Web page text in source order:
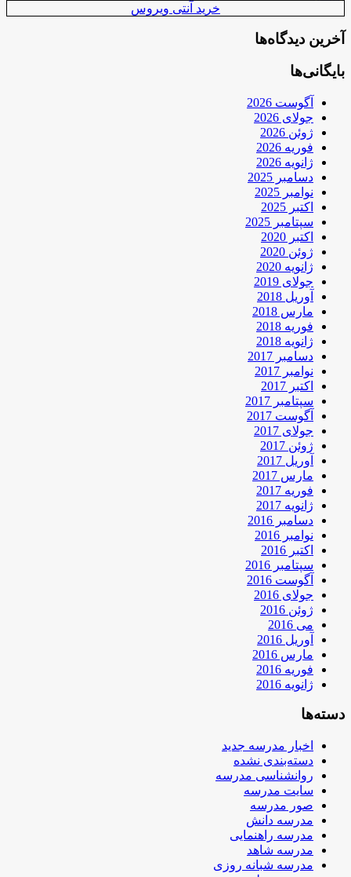
خرید آنتی ویروس
آخرین دیدگاه‌ها
بایگانی‌ها
آگوست 2026
جولای 2026
ژوئن 2026
فوریه 2026
ژانویه 2026
دسامبر 2025
نوامبر 2025
اکتبر 2025
سپتامبر 2025
اکتبر 2020
ژوئن 2020
ژانویه 2020
جولای 2019
آوریل 2018
مارس 2018
فوریه 2018
ژانویه 2018
دسامبر 2017
نوامبر 2017
اکتبر 2017
سپتامبر 2017
آگوست 2017
جولای 2017
ژوئن 2017
آوریل 2017
مارس 2017
فوریه 2017
ژانویه 2017
دسامبر 2016
نوامبر 2016
اکتبر 2016
سپتامبر 2016
آگوست 2016
جولای 2016
ژوئن 2016
می 2016
آوریل 2016
مارس 2016
فوریه 2016
ژانویه 2016
دسته‌ها
اخبار مدرسه جدید
دسته‌بندی نشده
روانشناسی مدرسه
سایت مدرسه
صور مدرسه
مدرسه دانش
مدرسه راهنمایی
مدرسه شاهد
مدرسه شبانه روزی